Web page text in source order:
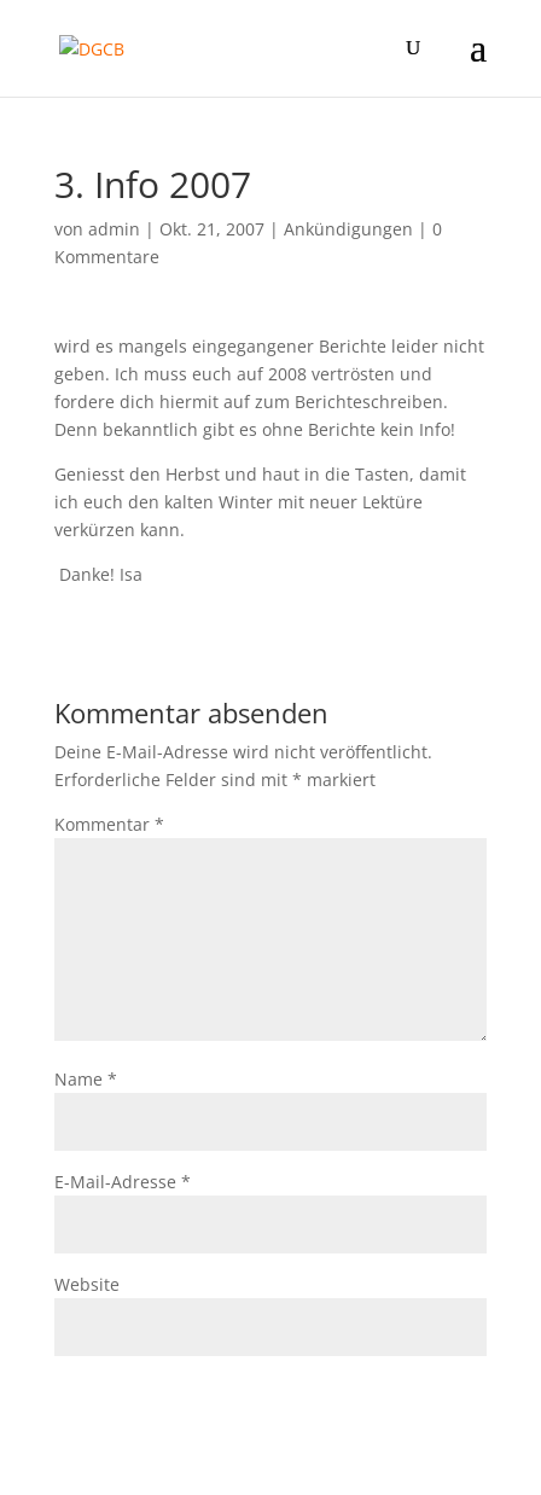
3. Info 2007
von admin | Okt. 21, 2007| Ankündigungen | 0
Kommentare
wird es mangels eingegangener Berichte leider nicht
geben. Ich muss euch auf 2008 vertrösten und
fordere dich hiermit auf zum Berichteschreiben.
Denn bekanntlich gibt es ohne Berichte kein Info!
Geniesst den Herbst und haut in die Tasten, damit
ich euch den kalten Winter mit neuer Lektüre
verkürzen kann.
Danke! Isa
Kommentar absenden
Deine E-Mail-Adresse wird nicht veröffentlicht.
Erforderliche Felder sind mit * markiert
Kommentar *
Name *
E-Mail-Adresse *
Website